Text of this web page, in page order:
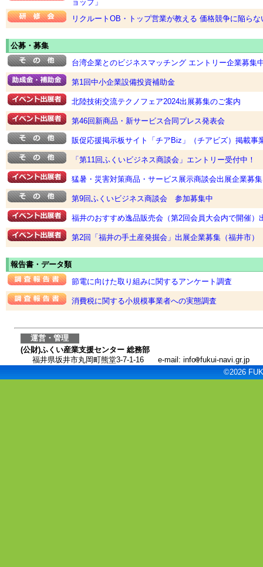
ョップ」
リクルートOB・トップ営業が教える 価格競争に陥ら
公募・募集
台湾企業とのビジネスマッチング エントリー企業募集
第1回中小企業設備投資補助金
北陸技術交流テクノフェア2024出展募集のご案内
第46回新商品・新サービス合同プレス発表会
販促応援掲示板サイト「チアBiz」（チアビズ）掲載事
「第11回ふくいビジネス商談会」エントリー受付中！
猛暑・災害対策商品・サービス展示商談会出展企業募集
第9回ふくいビジネス商談会 参加募集中
福井のおすすめ逸品販売会（第2回会員大会内で開催）
第2回「福井の手土産発掘会」出展企業募集（福井市）
報告書・データ類
節電に向けた取り組みに関するアンケート調査
消費税に関する小規模事業者への実態調査
運営・管理
(公財)ふくい産業支援センター 総務部
福井県坂井市丸岡町熊堂3-7-1-16
e-mail: info fukui-navi.gr.jp
©2026